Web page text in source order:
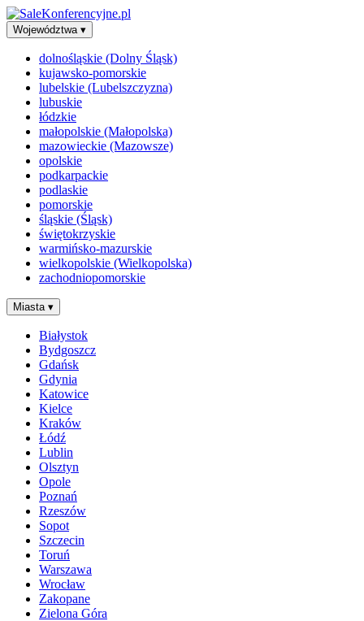
Województwa ▾
dolnośląskie (Dolny Śląsk)
kujawsko-pomorskie
lubelskie (Lubelszczyzna)
lubuskie
łódzkie
małopolskie (Małopolska)
mazowieckie (Mazowsze)
opolskie
podkarpackie
podlaskie
pomorskie
śląskie (Śląsk)
świętokrzyskie
warmińsko-mazurskie
wielkopolskie (Wielkopolska)
zachodniopomorskie
Miasta ▾
Białystok
Bydgoszcz
Gdańsk
Gdynia
Katowice
Kielce
Kraków
Łódź
Lublin
Olsztyn
Opole
Poznań
Rzeszów
Sopot
Szczecin
Toruń
Warszawa
Wrocław
Zakopane
Zielona Góra